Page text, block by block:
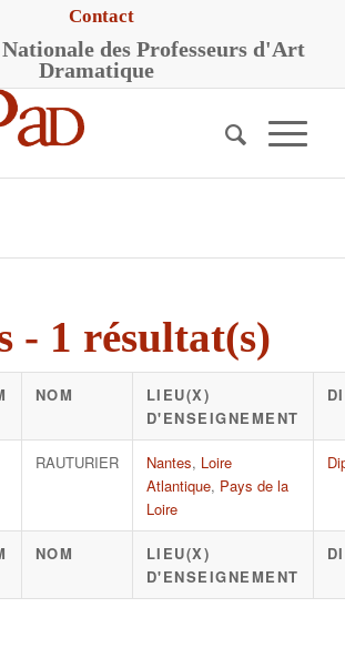
Contact
Nationale desProfesseurs d'Art
Dramatique
- 1 résultat(s)
NOM
LIEU(X)
D'ENSEIGNEMENT
RAUTURIER Nantes, Loire
Atlantique, Pays de la
Loire
NOM
LIEU(X)
D'ENSEIGNEMENT